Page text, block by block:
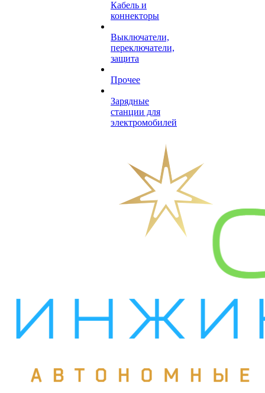
Кабель и
коннекторы
Выключатели,
переключатели,
защита
Прочее
Зарядные
станции для
электромобилей